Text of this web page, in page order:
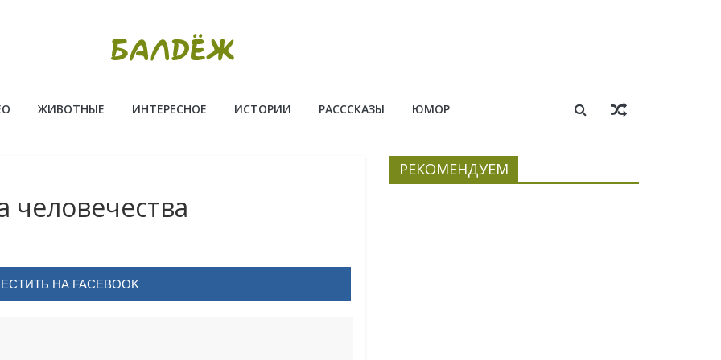
ЖИВОТНЫЕ ИНТЕРЕСНОЕ ИСТОРИИ РАСССКАЗЫ ЮМОР
человечества
НА FACEBOOK
РЕКОМЕНДУЕМ